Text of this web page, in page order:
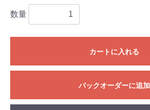
数量
カートに入れる
バックオーダーに追加